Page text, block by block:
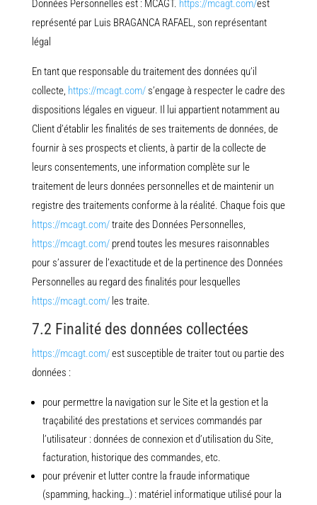
Données Personnelles est : MCAGT. https://mcagt.com/est
représenté par Luis BRAGANCA RAFAEL, son représentant
légal
En tant que responsable du traitement des données qu’il
collecte, https://mcagt.com/s’engage à respecter le cadre des
dispositions légales en vigueur. Il lui appartient notamment au
Client d’établir les finalités de ses traitements de données, de
fournir à ses prospects et clients, à partir de la collecte de
leurs consentements, une information complète sur le
traitement de leurs données personnelles et de maintenir un
registre des traitements conforme à la réalité. Chaque fois que
https://mcagt.com/traite des Données Personnelles,
https://mcagt.com/prend toutes les mesures raisonnables
pour s’assurer de l’exactitude et de la pertinence des Données
Personnelles au regard des finalités pour lesquelles
https://mcagt.com/les traite.
7.2 Finalité des données collectées
https://mcagt.com/est susceptible de traiter tout ou partie des
données :
pour permettre la navigation sur le Site et la gestion et la
traçabilité des prestations et services commandés par
l’utilisateur : données de connexion et d’utilisation du Site,
facturation, historique des commandes, etc.
pour prévenir et lutter contre la fraude informatique
(spamming, hacking…) : matériel informatique utilisé pour la